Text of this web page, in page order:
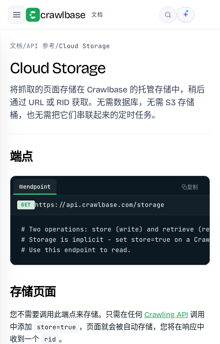
crawlbase 文档
搜索
文档/API 参考/Cloud Storage
Cloud Storage
将抓取的页面存储在 Crawlbase 的托管存储中，稍后
通过 URL 或 RID 获取。无需数据库，无需 S3 存储
桶，也无需把它们串联起来的定时任务。
端点
endpoint 复制
GET https://api.crawlbase.com/storage
# Two operations: store (write) and retrieve
# Storage is implicit - set store=true on a
# Use this endpoint to read.
存储页面
您不需要调用此端点来存储。只需在任何 Crawling API 调用
中添加
store=true ，页面就会被自动存储，您将在响应中
收到一个
rid 。